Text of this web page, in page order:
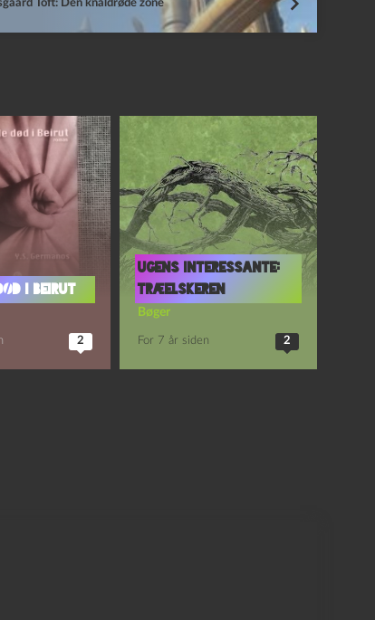
Toft: Den knaldrøde zone
i Beirut
2
Ugens interessante:
Træelskeren
Bøger
For 7 år siden 2